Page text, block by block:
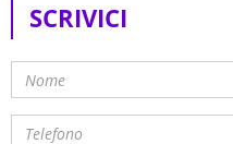
SCRIVICI